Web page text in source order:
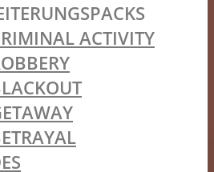
ACTIVITY